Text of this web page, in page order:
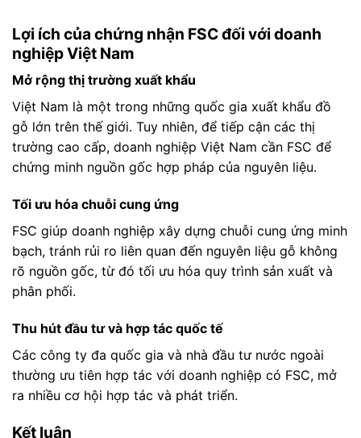
Lợi ích của chứng nhận FSC đối với doanh
nghiệp Việt Nam
Mở rộng thị trường xuất khẩu
Việt Nam là một trong những quốc gia xuất khẩu đồ
gỗ lớn trên thế giới. Tuy nhiên, để tiếp cận các thị
trường cao cấp, doanh nghiệp Việt Nam cần FSC để
chứng minh nguồn gốc hợp pháp của nguyên liệu.
Tối ưu hóa chuỗi cung ứng
FSC giúp doanh nghiệp xây dựng chuỗi cung ứng minh
bạch, tránh rủi ro liên quan đến nguyên liệu gỗ không
rõ nguồn gốc, từ đó tối ưu hóa quy trình sản xuất và
phân phối.
Thu hút đầu tư và hợp tác quốc tế
Các công ty đa quốc gia và nhà đầu tư nước ngoài
thường ưu tiên hợp tác với doanh nghiệp có FSC, mở
ra nhiều cơ hội hợp tác và phát triển.
Kết luận